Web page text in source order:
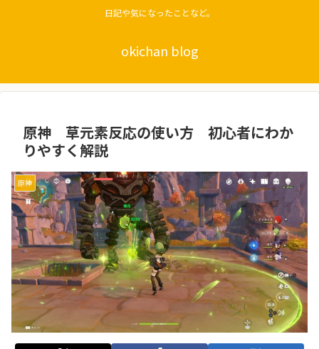
日記や気になったことなど。
okichan blog
原神 草元素反応の使い方 初心者にわか
りやすく解説
原神